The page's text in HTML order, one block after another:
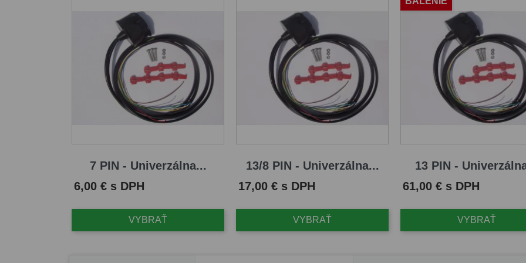
7 PIN - Univerzálna...
Cena
6,00 € s DPH
VYBRAŤ
13/8 PIN - Univerzálna...
Cena
17,00 € s DPH
VYBRAŤ
13 PIN -
Cena
61,00 € s DPH
VYBRAŤ